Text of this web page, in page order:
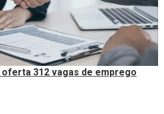
oferta 312 vagas de emprego